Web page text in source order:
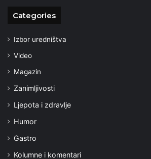
Categories
Izbor uredništva
Video
Magazin
Zanimljivosti
Ljepota i zdravlje
Humor
Gastro
Kolumne i komentari